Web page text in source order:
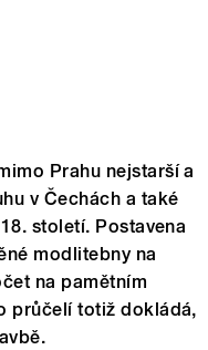
Prahu nejstarší a
v Čechách a také
století. Postavena
modlitebny na
na pamětním
průčelí totiž dokládá,